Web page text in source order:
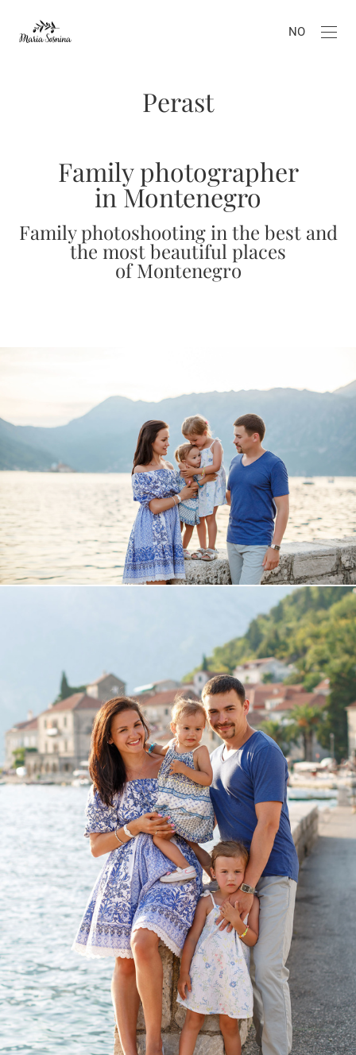
NO
Perast
Family photographer
in Montenegro
Family photoshooting in the best and
the most beautiful places
of Montenegro